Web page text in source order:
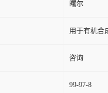
曙尔
用于有机合
咨询
99-97-8